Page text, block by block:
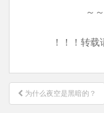
～
！！！转
文
章
为什么夜空是黑暗的？